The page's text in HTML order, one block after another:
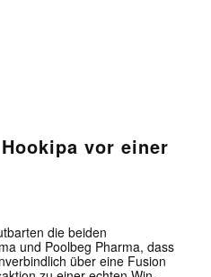
vor einer
die beiden
und Poolbeg Pharma, dass
über eine Fusion